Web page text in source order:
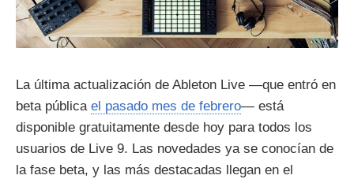
La última actualización de Ableton Live —que entró en
beta pública el pasado mes de febrero— está
disponible gratuitamente desde hoy para todos los
usuarios de Live 9. Las novedades ya se conocían de
la fase beta, y las más destacadas llegan en el